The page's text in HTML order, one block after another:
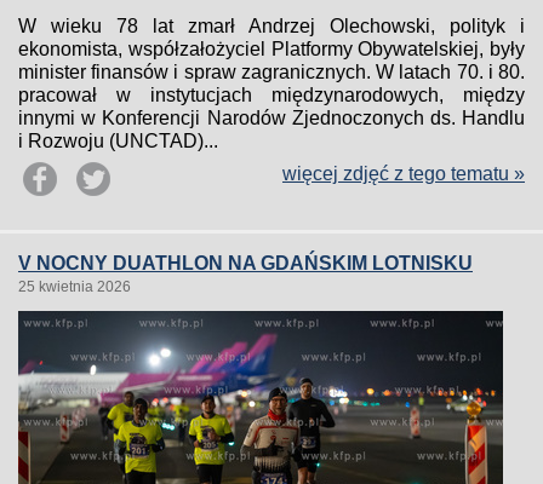
W wieku 78 lat zmarł Andrzej Olechowski, polityk i
ekonomista, współzałożyciel Platformy Obywatelskiej, były
minister finansów i spraw zagranicznych. W latach 70. i 80.
pracował w instytucjach międzynarodowych, między
innymi w Konferencji Narodów Zjednoczonych ds. Handlu
i Rozwoju (UNCTAD)...
więcej zdjęć z tego tematu »
V NOCNY DUATHLON NA GDAŃSKIM LOTNISKU
25 kwietnia 2026